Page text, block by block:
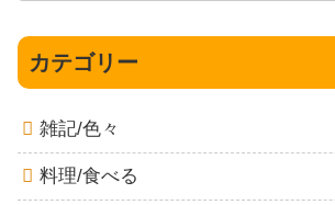
カテゴリー
雑記/色々
料理/食べる